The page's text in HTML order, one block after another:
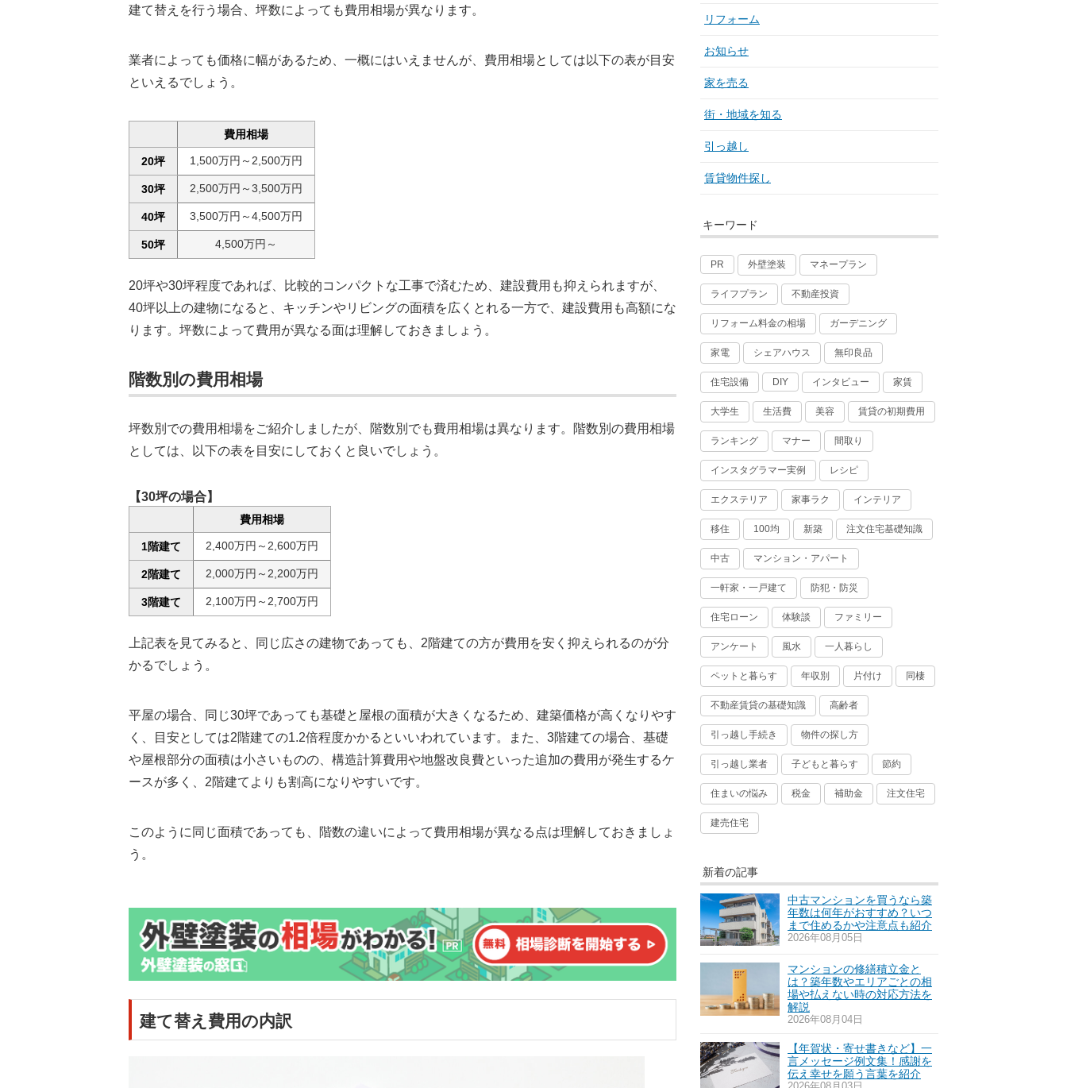
建て替えを行う場合、坪数によっても費用相場が異なります。
業者によっても価格に幅があるため、一概にはいえませんが、費用相場としては以下の表が目安
といえるでしょう。
費用相場
20坪 1,500万円～2,500万円
30坪 2,500万円～3,500万円
40坪 3,500万円～4,500万円
50坪 4,500万円～
20坪や30坪程度であれば、比較的コンパクトな工事で済むため、建設費用も抑えられますが、
40坪以上の建物になると、キッチンやリビングの面積を広くとれる一方で、建設費用も高額にな
ります。坪数によって費用が異なる面は理解しておきましょう。
階数別の費用相場
坪数別での費用相場をご紹介しましたが、階数別でも費用相場は異なります。階数別の費用相場
としては、以下の表を目安にしておくと良いでしょう。
【30坪の場合】
費用相場
1階建て 2,400万円～2,600万円
2階建て 2,000万円～2,200万円
3階建て 2,100万円～2,700万円
上記表を見てみると、同じ広さの建物であっても、2階建ての方が費用を安く抑えられるのが分
かるでしょう。
平屋の場合、同じ30坪であっても基礎と屋根の面積が大きくなるため、建築価格が高くなりやす
く、目安としては2階建ての1.2倍程度かかるといいわれています。また、3階建ての場合、基礎
や屋根部分の面積は小さいものの、構造計算費用や地盤改良費といった追加の費用が発生するケ
ースが多く、2階建てよりも割高になりやすいです。
このように同じ面積であっても、階数の違いによって費用相場が異なる点は理解しておきましょ
う。
建て替え費用の内訳
リフォーム
お知らせ
家を売る
街・地域を知る
引っ越し
賃貸物件探し
キーワード
PR 外壁塗装 マネープラン
ライフプラン 不動産投資
リフォーム料金の相場 ガーデニング
家電 シェアハウス 無印良品
住宅設備 DIY インタビュー 家賃
大学生 生活費 美容 賃貸の初期費用
ランキング マナー 間取り
インスタグラマー実例 レシピ
エクステリア 家事ラク インテリア
移住 100均 新築 注文住宅基礎知識
中古 マンション・アパート
一軒家・一戸建て 防犯・防災
住宅ローン 体験談 ファミリー
アンケート 風水 一人暮らし
ペットと暮らす 年収別 片付け 同棲
不動産賃貸の基礎知識 高齢者
引っ越し手続き 物件の探し方
引っ越し業者 子どもと暮らす 節約
住まいの悩み 税金 補助金 注文住宅
建売住宅
新着の記事
中古マンションを買うなら築
年数は何年がおすすめ？いつ
まで住めるかや注意点も紹介
2026年08月05日
マンションの修繕積立金と
は？築年数やエリアごとの相
場や払えない時の対応方法を
解説
2026年08月04日
【年賀状・寄せ書きなど】一
言メッセージ例文集！感謝を
伝え幸せを願う言葉を紹介